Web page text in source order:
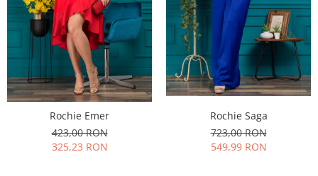
Rochie Emer
423,00 RON
325,23 RON
Rochie Saga
723,00 RON
549,99 RON